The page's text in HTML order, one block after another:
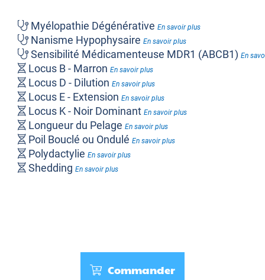
Myélopathie Dégénérative En savoir plus
Nanisme Hypophysaire En savoir plus
Sensibilité Médicamenteuse MDR1 (ABCB1) En
Locus B - Marron En savoir plus
Locus D - Dilution En savoir plus
Locus E - Extension En savoir plus
Locus K - Noir Dominant En savoir plus
Longueur du Pelage En savoir plus
Poil Bouclé ou Ondulé En savoir plus
Polydactylie En savoir plus
Shedding En savoir plus
Commander